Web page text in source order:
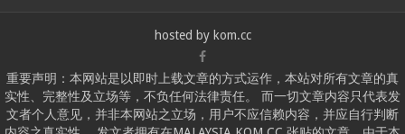
hosted by kom.cc
重要声明：本网站是以即时上载文章的方式运作，本站对所有文章的真
实性、完整性及立场等，不负任何法律责任。 而一切文章内容只代表发
文者个人意见，并非本网站之立场，用户不应信赖内容，并应自行判断